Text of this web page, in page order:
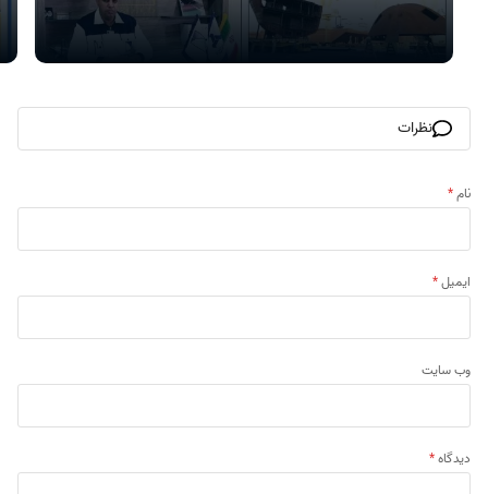
نظرات
نام*
ایمیل*
وب‌ سایت
دیدگاه*